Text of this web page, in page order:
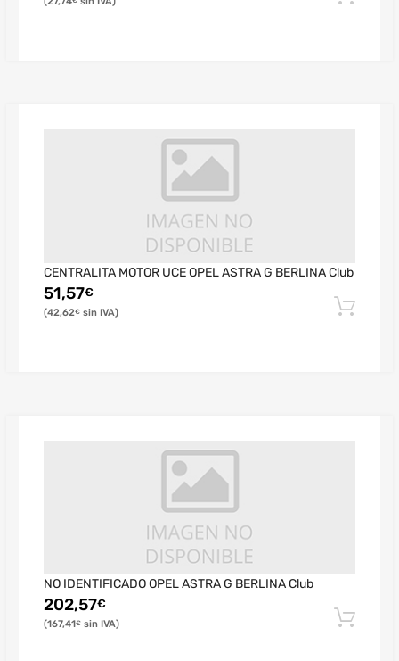
CENTRALITA MOTOR UCE OPEL ASTRA G BERLINA Club
51,57€
42,62€
NO IDENTIFICADO OPEL ASTRA G BERLINA Club
202,57€
167,41€